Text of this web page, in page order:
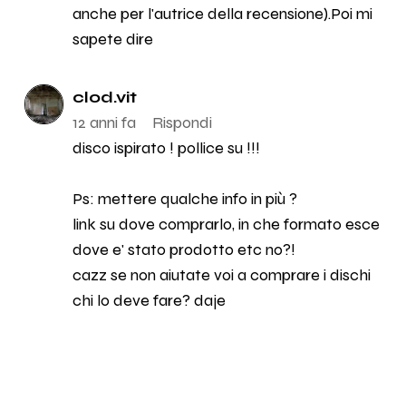
anche per l'autrice della recensione).Poi mi
sapete dire
clod.vit
12 anni fa
Rispondi
disco ispirato ! pollice su !!!
Ps: mettere qualche info in più ?
link su dove comprarlo, in che formato esce
dove e' stato prodotto etc no?!
cazz se non aiutate voi a comprare i dischi
chi lo deve fare? daje